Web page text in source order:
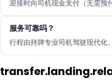
迎接时向司机现金支付（无需预
服务可靠吗？
行程由持牌专业司机驾驶现代化